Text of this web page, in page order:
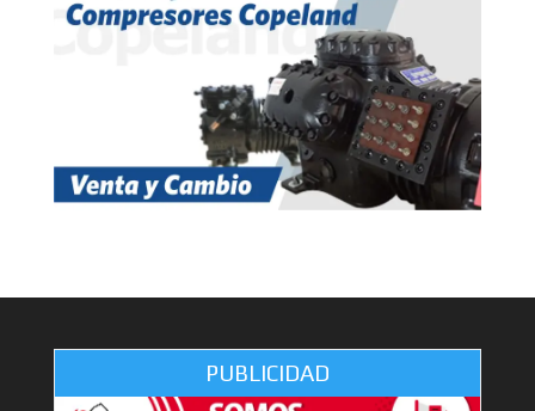
PUBLICIDAD